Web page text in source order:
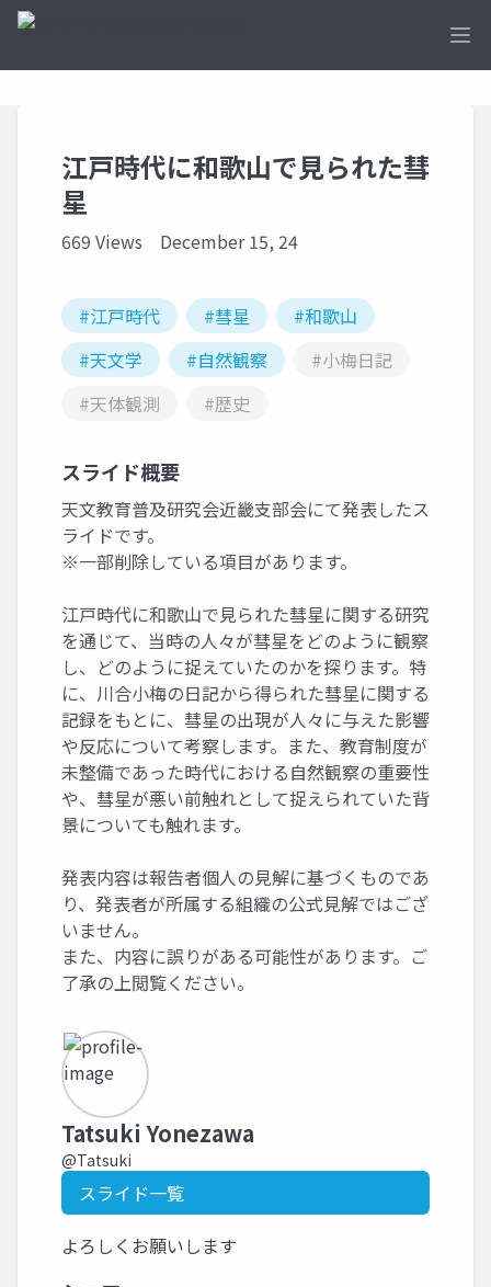
江戸時代に和歌山で見られた彗
星
669 Views December 15, 24
#江戸時代 #彗星
#和歌山
#天文学
#自然観察
#小梅日記
#天体観測
#歴史
スライド概要
天文教育普及研究会近畿支部会にて発表したス
ライドです。
※一部削除している項目があります。
江戸時代に和歌山で見られた彗星に関する研究
を通じて、当時の人々が彗星をどのように観察
し、どのように捉えていたのかを探ります。特
に、川合小梅の日記から得られた彗星に関する
記録をもとに、彗星の出現が人々に与えた影響
や反応について考察します。また、教育制度が
未整備であった時代における自然観察の重要性
や、彗星が悪い前触れとして捉えられていた背
景についても触れます。
発表内容は報告者個人の見解に基づくものであ
り、発表者が所属する組織の公式見解ではござ
いません。
また、内容に誤りがある可能性があります。ご
了承の上閲覧ください。
Tatsuki Yonezawa
@Tatsuki
スライド一覧
よろしくお願いします